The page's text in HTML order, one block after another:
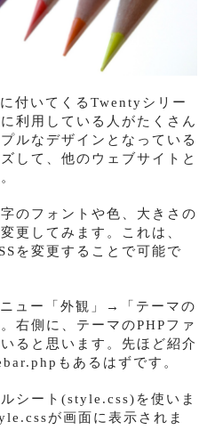
付いてくるTwentyシリー
利用している人がたくさん
ルなデザインとなっている
して、他のウェブサイトと
のフォントや色、大きさの
更してみます。これは、
を変更することで可能で
ュー「外観」→「テーマの
右側に、テーマのPHPファ
ると思います。先ほど紹介
もあるはずです。
シート(style.css)を使いま
が画面に表示されま